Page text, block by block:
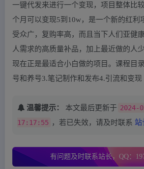
一键代发来进行一个变现，项目整体比
个月可以变现5到10w，是一个新的红利
受众广，复购率高，而且当下人们亚健
人需求的高质量补品，加上最近做的人
现在正是最适合小白做的项目。课程目
号和养号3.笔记制作和发布4.引流和变现
温馨提示： 本文最后更新于 2024-
17:17:55
，若已失效，请及时联系 站
有问题及时联系站长，QQ：